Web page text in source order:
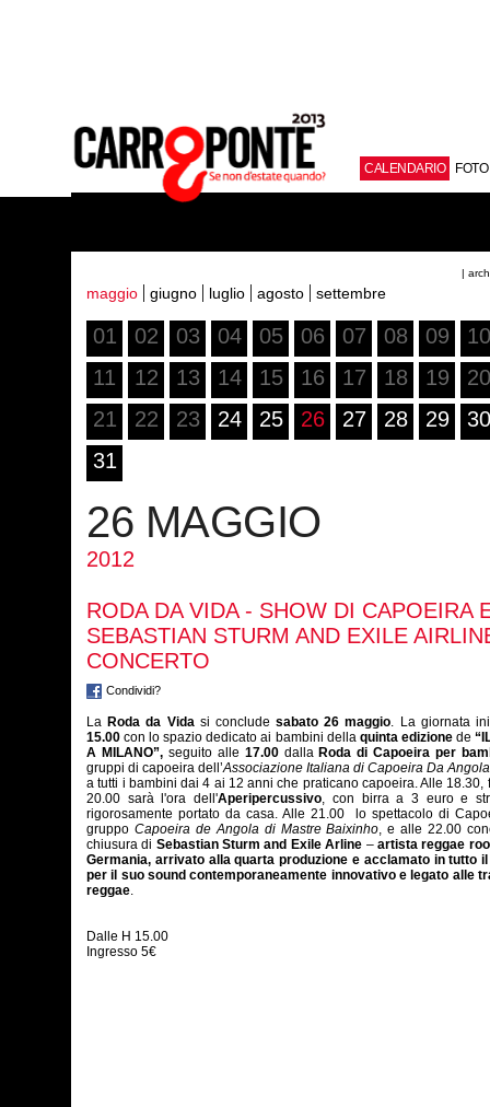
CALENDARIO FOTO
|
maggio giugno luglio agosto settembre
01 02 03 04 05 06 07 08 09
10
11
12 13 14 15 16 17 18 19
20
21
22 23 24 25 26 27 28 29
30
31
26 MAGGIO
2012
RODA DA VIDA - SHOW DI CAPOEIRA
SEBASTIAN STURM AND EXILE
CONCERTO
Condividi?
La Roda da Vida si concludesabato 26 maggio. La giornata
15.00 con lo spazio dedicato ai bambini della quinta edizione de
A MILANO”, seguito alle 17.00dalla Roda di Capoeira per
gruppi di capoeira dell’Associazione Italiana di Capoeira Da Angola
a tutti i bambini dai 4 ai 12 anni che praticano capoeira. Alle 18.30,
20.00 sarà l'ora dell'Aperipercussivo, con birra a 3 euro e
rigorosamente portato da casa. Alle 21.00 lo spettacolo di
gruppo Capoeira de Angola di Mastre Baixinho, e alle 22.00
chiusura di Sebastian Sturm and Exile Arline – artista reggae
Germania, arrivato alla quarta produzione e acclamato in tutto
per il suo sound contemporaneamente innovativo e legato alle
reggae.
Dalle H 15.00
Ingresso 5€